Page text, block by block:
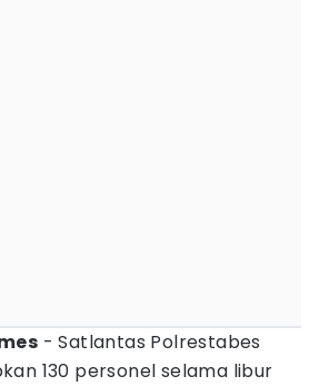
- Satlantas Polrestabes
130 personel selama libur